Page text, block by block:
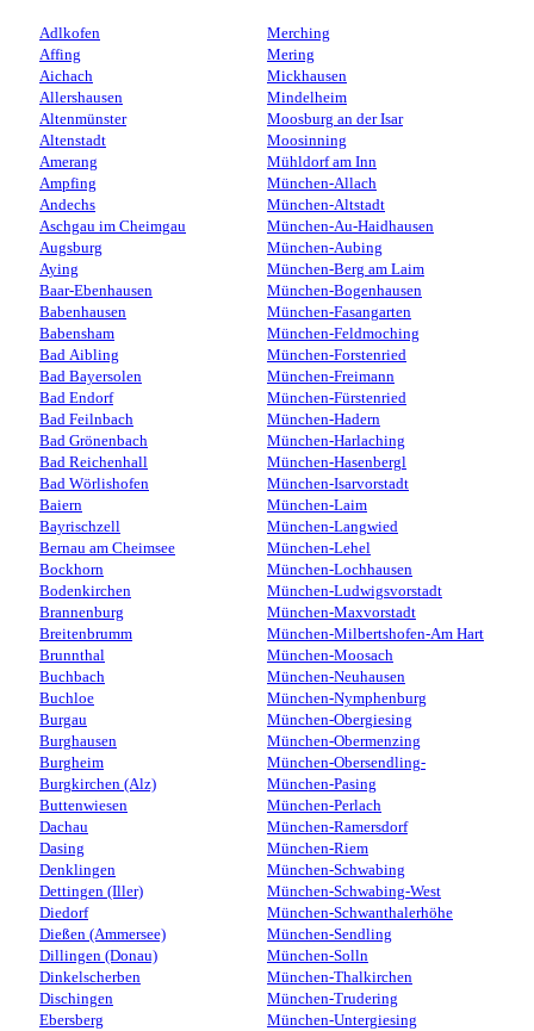
Adlkofen
Affing
Aichach
Allershausen
Altenmünster
Altenstadt
Amerang
Ampfing
Andechs
Aschgau im Cheimgau
Augsburg
Aying
Baar-Ebenhausen
Babenhausen
Babensham
Bad Aibling
Bad Bayersolen
Bad Endorf
Bad Feilnbach
Bad Grönenbach
Bad Reichenhall
Bad Wörlishofen
Baiern
Bayrischzell
Bernau am Cheimsee
Bockhorn
Bodenkirchen
Brannenburg
Breitenbrumm
Brunnthal
Buchbach
Buchloe
Burgau
Burghausen
Burgheim
Burgkirchen (Alz)
Buttenwiesen
Dachau
Dasing
Denklingen
Dettingen (Iller)
Diedorf
Dießen (Ammersee)
Dillingen (Donau)
Dinkelscherben
Dischingen
Ebersberg
Merching
Mering
Mickhausen
Mindelheim
Moosburg an der Isar
Moosinning
Mühldorf am Inn
München-Allach
München-Altstadt
München-Au-Haidhausen
München-Aubing
München-Berg am Laim
München-Bogenhausen
München-Fasangarten
München-Feldmoching
München-Forstenried
München-Freimann
München-Fürstenried
München-Hadern
München-Harlaching
München-Hasenbergl
München-Isarvorstadt
München-Laim
München-Langwied
München-Lehel
München-Lochhausen
München-Ludwigsvorstadt
München-Maxvorstadt
München-Milbertshofen-Am Hart
München-Moosach
München-Neuhausen
München-Nymphenburg
München-Obergiesing
München-Obermenzing
München-Obersendling-
München-Pasing
München-Perlach
München-Ramersdorf
München-Riem
München-Schwabing
München-Schwabing-West
München-Schwanthalerhöhe
München-Sendling
München-Solln
München-Thalkirchen
München-Trudering
München-Untergiesing